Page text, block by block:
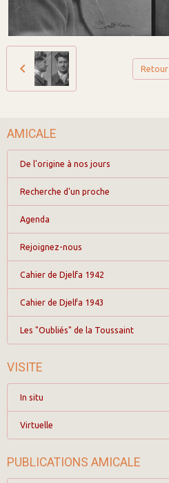
Retour
AMICALE
De l'origine à nos jours
Recherche d'un proche
Agenda
Rejoignez-nous
Cahier de Djelfa 1942
Cahier de Djelfa 1943
Les "Oubliés" de la Toussaint
VISITE
In situ
Virtuelle
PUBLICATIONS AMICALE